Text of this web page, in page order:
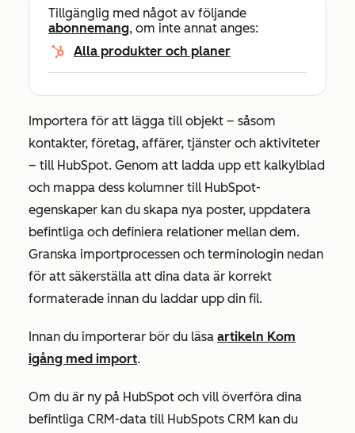
Tillgänglig med något av följande
abonnemang, om inte annat anges:
Alla produkter och planer
Importera för att lägga till objekt – såsom
kontakter, företag, affärer, tjänster och aktiviteter
– till HubSpot. Genom att ladda upp ett kalkylblad
och mappa dess kolumner till HubSpot-
egenskaper kan du skapa nya poster, uppdatera
befintliga och definiera relationer mellan dem.
Granska importprocessen och terminologin nedan
för att säkerställa att dina data är korrekt
formaterade innan du laddar upp din fil.
Innan du importerar bör du läsa artikeln Kom
igång med import.
Om du är ny på HubSpot och vill överföra dina
befintliga CRM-data till HubSpots CRM kan du